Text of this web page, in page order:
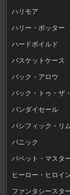
ハリモア
ハリー・ポッター
ハードボイルド
バスケットケース
バック・アロウ
バック・トゥ・ザ
バンダイセール
パシフィック・リ
パニック
パペット・マスタ
ヒーロー・ヒロイ
ファンタシースタ